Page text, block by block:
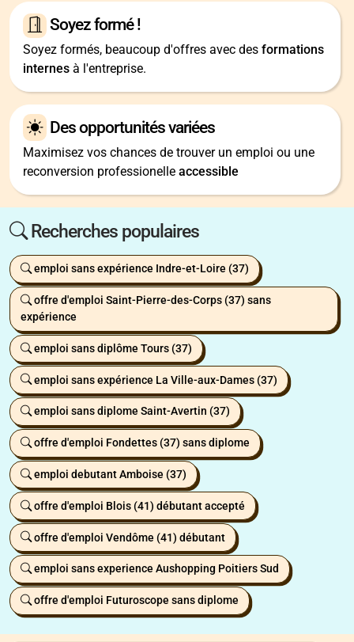
Soyez formé !
Soyez formés, beaucoup d'offres avec des formations
internes à l'entreprise.
Des opportunités variées
Maximisez vos chances de trouver un emploi ou une
reconversion professionelle accessible
Recherches populaires
emploi sans expérience Indre-et-Loire (37)
offre d'emploi Saint-Pierre-des-Corps (37) sans
expérience
emploi sans diplôme Tours (37)
emploi sans expérience La Ville-aux-Dames (37)
emploi sans diplome Saint-Avertin (37)
offre d'emploi Fondettes (37) sans diplome
emploi debutant Amboise (37)
offre d'emploi Blois (41) débutant accepté
offre d'emploi Vendôme (41) débutant
emploi sans experience Aushopping Poitiers Sud
offre d'emploi Futuroscope sans diplome